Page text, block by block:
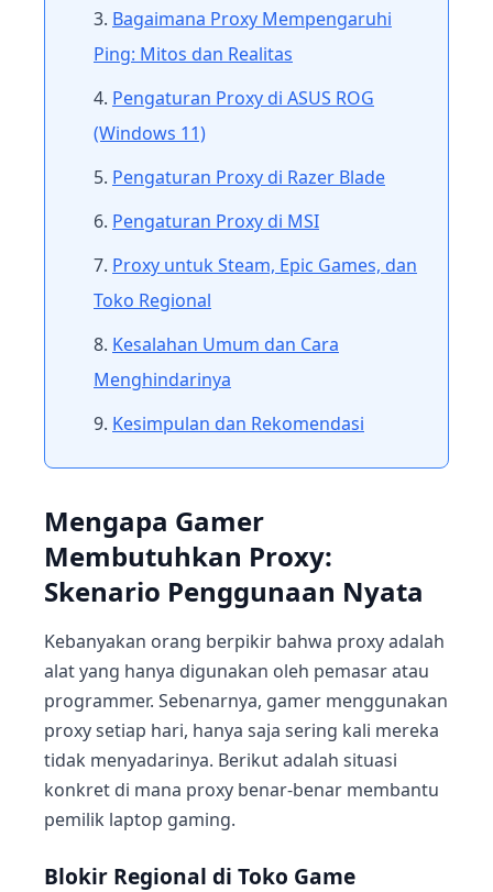
Bagaimana Proxy Mempengaruhi
Ping: Mitos dan Realitas
Pengaturan Proxy di ASUS ROG
(Windows 11)
Pengaturan Proxy di Razer Blade
Pengaturan Proxy di MSI
Proxy untuk Steam, Epic Games, dan
Toko Regional
Kesalahan Umum dan Cara
Menghindarinya
Kesimpulan dan Rekomendasi
Mengapa Gamer
Membutuhkan Proxy:
Skenario Penggunaan Nyata
Kebanyakan orang berpikir bahwa proxy adalah
alat yang hanya digunakan oleh pemasar atau
programmer. Sebenarnya, gamer menggunakan
proxy setiap hari, hanya saja sering kali mereka
tidak menyadarinya. Berikut adalah situasi
konkret di mana proxy benar-benar membantu
pemilik laptop gaming.
Blokir Regional di Toko Game